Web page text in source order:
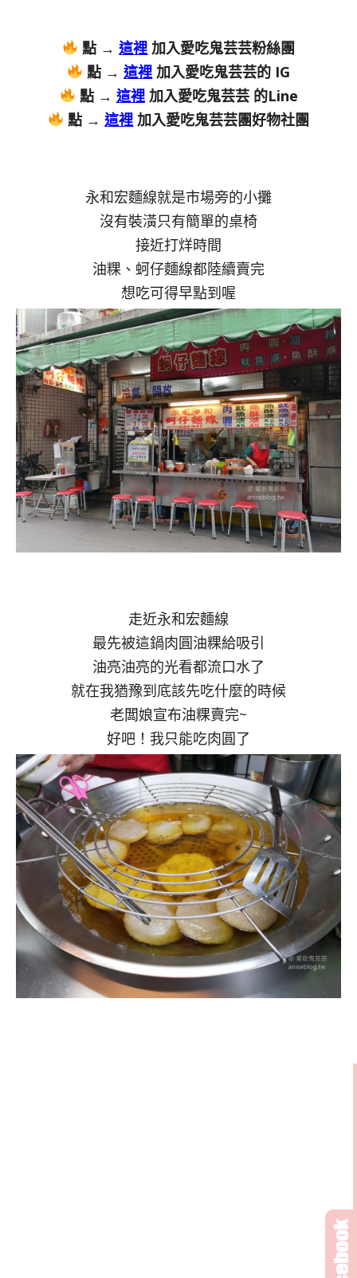
點 → 這裡 加入愛吃鬼芸芸粉絲團
點 →這裡 加入愛吃鬼芸芸的 IG
點 → 這裡加入愛吃鬼芸芸 的Line
點 → 這裡 加入愛吃鬼芸芸團好物社團
永和宏麵線就是市場旁的小攤
沒有裝潢只有簡單的桌椅
接近打烊時間
油粿、蚵仔麵線都陸續賣完
想吃可得早點到喔
走近永和宏麵線
最先被這鍋肉圓油粿給吸引
油亮油亮的光看都流口水了
就在我猶豫到底該先吃什麼的時候
老闆娘宣布油粿賣完~
好吧！我只能吃肉圓了